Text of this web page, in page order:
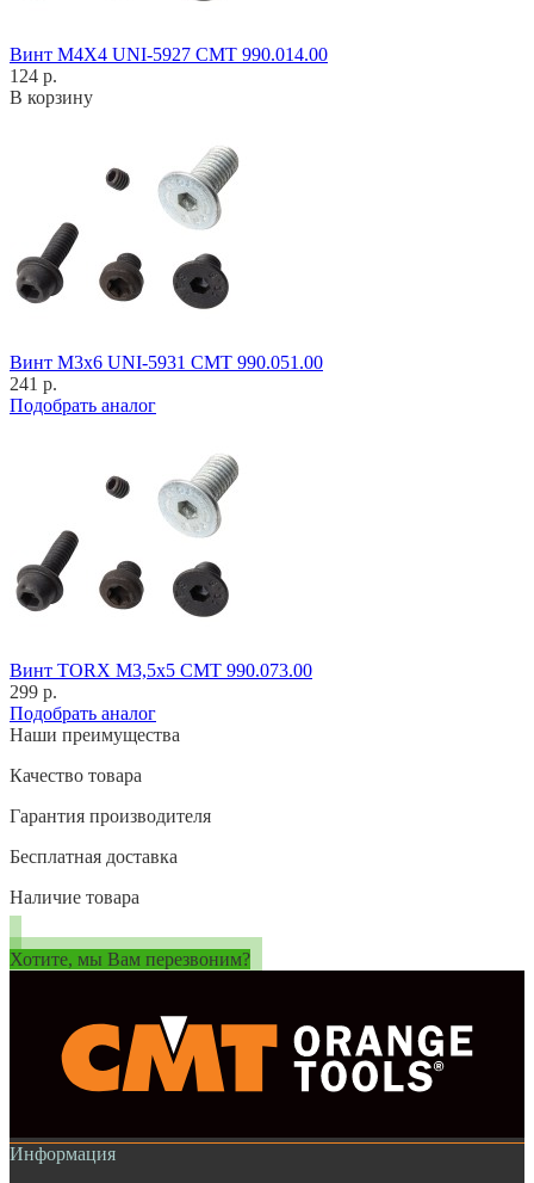
Винт M4X4 UNI-5927 CMT 990.014.00
124 р.
В корзину
Винт M3x6 UNI-5931 CMT 990.051.00
241 р.
Подобрать аналог
Винт TORX M3,5x5 CMT 990.073.00
299 р.
Подобрать аналог
Наши преимущества
Качество товара
Гарантия производителя
Бесплатная доставка
Наличие товара
Хотите, мы Вам перезвоним?
Информация